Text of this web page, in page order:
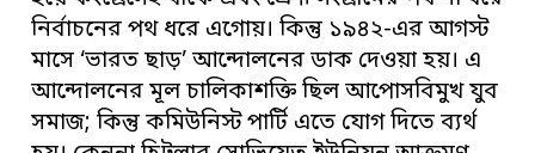
নির্বাচনের পথ ধরে এগোয়। কিন্তু ১৯৪২-এর আগস্ট
মাসে ‘ভারত ছাড়’ আন্দোলনের ডাক দেওয়া হয়। এ
আন্দোলনের মূল চালিকাশক্তি ছিল আপোসবিমুখ যুব
সমাজ; কিন্তু কমিউনিস্ট পার্টি এতে যোগ দিতে ব্যর্থ